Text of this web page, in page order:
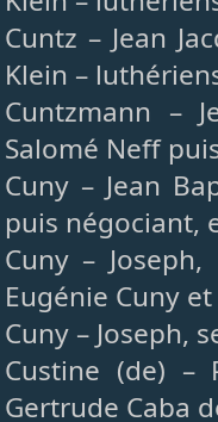
Cuntz – Jean
Klein –
Cuntzmann –
Salomé Neff
Cuny – Jean
puis négociant,
Cuny –
Eugénie Cuny
Cuny – Joseph,
Custine (de) –
Gertrude Caba